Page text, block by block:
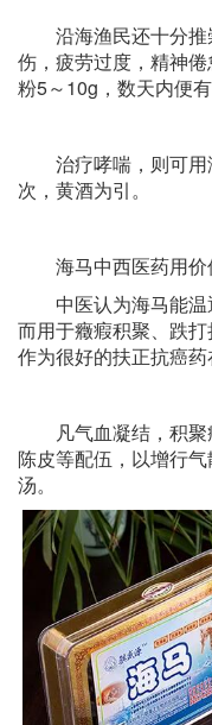
沿海渔民还十分
伤，疲劳过度，精神
粉5～10g，数天内便有
治疗哮喘，则可
次，黄酒为引。
海马中西医药用价
中医认为海马能
而用于癥瘕积聚、跌
作为很好的扶正抗癌药
凡气血凝结，积
陈皮等配伍，以增行
汤。